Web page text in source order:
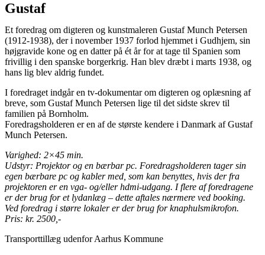
Gustaf
Et foredrag om digteren og kunstmaleren Gustaf Munch Petersen
(1912-1938), der i november 1937 forlod hjemmet i Gudhjem, sin
højgravide kone og en datter på ét år for at tage til Spanien som
frivillig i den spanske borgerkrig. Han blev dræbt i marts 1938, og
hans lig blev aldrig fundet.
I foredraget indgår en tv-dokumentar om digteren og oplæsning af
breve, som Gustaf Munch Petersen lige til det sidste skrev til
familien på Bornholm.
Foredragsholderen er en af de største kendere i Danmark af Gustaf
Munch Petersen.
Varighed: 2×45 min.
Udstyr: Projektor og en bærbar pc. Foredragsholderen tager sin
egen bærbare pc og kabler med, som kan benyttes, hvis der fra
projektoren er en vga- og/eller hdmi-udgang. I flere af foredragene
er der brug for et lydanlæg – dette aftales nærmere ved booking.
Ved foredrag i større lokaler er der brug for knaphulsmikrofon.
Pris: kr. 2500,-
Transporttillæg udenfor Aarhus Kommune